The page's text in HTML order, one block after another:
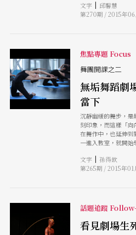
美學不同；緩慢的低
體性有著遠親的關係
文字 | 邱馨慧
第270期 / 2015年06
焦點專題 Focus
舞團開課之二
無垢舞蹈劇
當下
沉靜幽緩的舞步，
刻印象，而這樣「向
在舞作中，也延伸到
一進入教室，就開始
態、微細的聲音，由
於身體的過程，外物
文字 | 孫得欽
第265期 / 2015年01
話題追蹤
看見劇場生